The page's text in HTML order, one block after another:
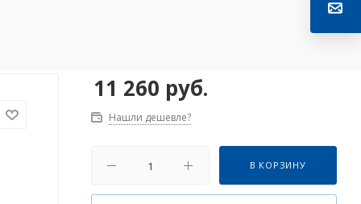
11 260 руб.
Нашли дешевле?
В КОРЗИНУ